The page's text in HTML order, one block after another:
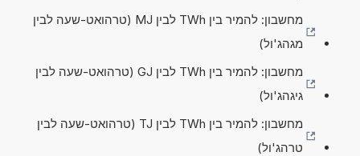
מחשבון: להמיר בין TWh לבין MJ (טרהואט-שעה לבין
מגהג'ול)
מחשבון: להמיר בין TWh לבין GJ (טרהואט-שעה לבין
גיגהג'ול)
מחשבון: להמיר בין TWh לבין TJ (טרהואט-שעה לבין
טרהג'ול)